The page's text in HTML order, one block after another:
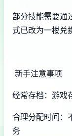
部分技能需要通
式已改为一楼兑
新手注意事项
经常存档：游戏
合理分配时间：
务